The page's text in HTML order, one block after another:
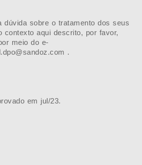
dúvida sobre o tratamento dos seus
contexto aqui descrito, por favor,
meio do e-
.
em jul/23.